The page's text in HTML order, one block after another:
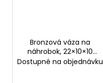
Bronzová váza na
náhrobok, 22×10×10
cm alebo 27×10×10 cm
Dostupné na objednávku